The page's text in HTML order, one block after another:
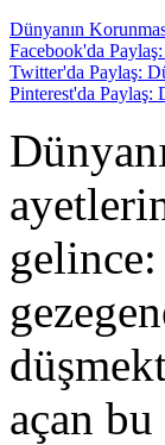
Dünyanın
Facebook'da
Twitter'da Paylaş:
Pinterest'da Paylaş:
açan